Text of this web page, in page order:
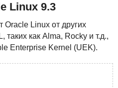
Linux 9.3
Oracle Linux от других
, таких как Alma, Rocky и т.д.,
Enterprise Kernel (UEK).